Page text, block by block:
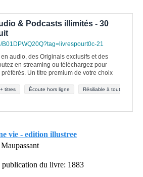
& Podcasts illimités - 30
B01DPWQ20Q?tag=livrespourt0c-21
audio, des Originals exclusifs et des
en streaming ou téléchargez pour
Un titre premium de votre choix
titres Écoute hors ligne
Résiliable à tout
vie - edition illustree
publication du livre: 1883